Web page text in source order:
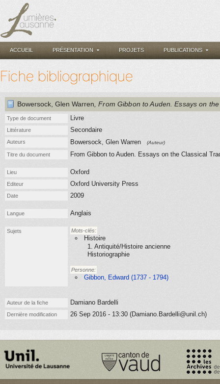
ACCUEIL PRÉSENTATION PROJETS PUBLICATIONS
Fiche bibliographique
Bowersock, Glen Warren , From Gibbon to Auden. Essays on
Type de document Livre
Littérature Secondaire
Auteurs Bowersock, Glen Warren (Auteur)
Titre du document From Gibbon to Auden. Essays on the Classical
Lieu Oxford
Editeur Oxford University Press
Date 2009
Langue Anglais
Sujets Mots-clés:
Histoire
1. Antiquité/Histoire ancienne
Historiographie
Personne:
Gibbon, Edward (1737 - 1794)
Auteur de la fiche Damiano Bardelli
Dernière modification 26 Sep 2016 - 13:30 (Damiano.Bardelli@unil.ch)